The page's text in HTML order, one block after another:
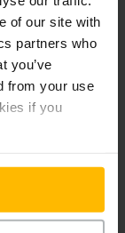
of our site with
partners who
you’ve
from your use
if you
|
ja operoivat